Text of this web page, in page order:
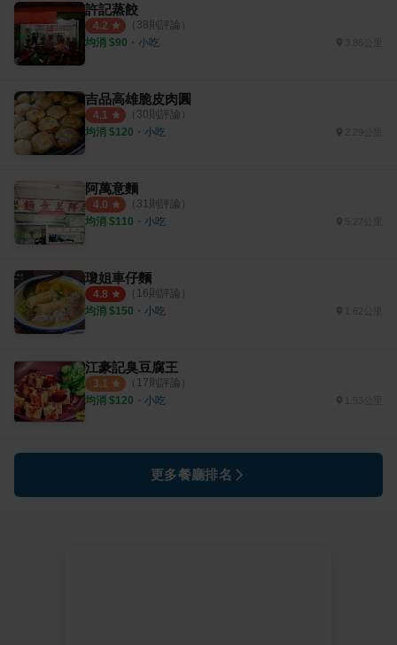
許記蒸餃
4.2 （ 38則評論）
均消 $90 ・ 小吃
吉品高雄脆皮肉圓
4.1 （ 30則評論）
均消 $120 ・ 小吃
阿萬意麵
4.0 （ 31 則評論）
均消 $110 ・ 小吃 5.27公里
瓊姐車仔麵
4.8 （ 16則評論）
均消 $150 ・ 小吃
江豪記臭豆腐王
3.1 （ 17則評論）
均消 $120 ・ 小吃 1.53公里
更多餐廳排名